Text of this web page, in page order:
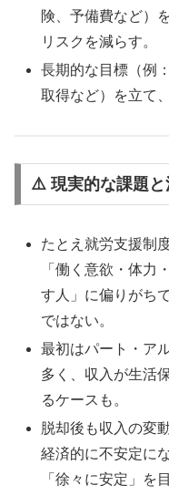
険、予備費など）
リスクを減らす。
長期的な目標（例
取得など）を立て
⚠️ 現実的な課題と
たとえ就労支援制
「働く意欲・体力
す人」に偏りがち
ではない。
最初はパート・ア
多く、収入が生活
るケースも。
脱却後も収入の変
経済的に不安定に
「徐々に安定」を